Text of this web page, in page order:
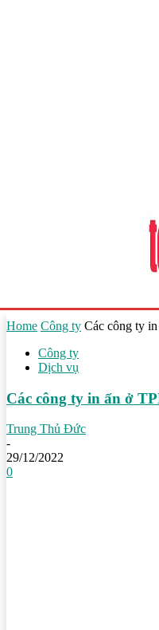
Home Công ty Các công ty
Công ty
Dịch vụ
Các công ty in ấn ở
Trung Thủ Đức
-
29/12/2022
0